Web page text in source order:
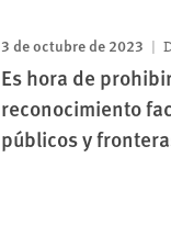
3 de octubre de 2023
Es hora de
reconocimiento
públicos y